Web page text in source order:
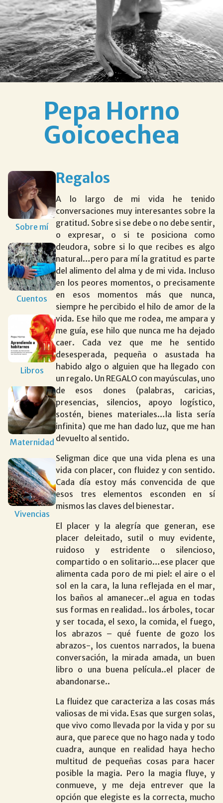
Pepa Horno
Goicoechea
Sobre mí
Cuentos
Libros
Maternidad
Vivencias
Regalos
A lo largo de mi vida he tenido
conversaciones muy interesantes sobre la
gratitud. Sobre si se debe o no debe sentir,
o expresar, o si te posiciona como
deudora, sobre si lo que recibes es algo
natural…pero para mí la gratitud es parte
del alimento del alma y de mi vida. Incluso
en los peores momentos, o precisamente
en esos momentos más que nunca,
siempre he percibido el hilo de amor de la
vida. Ese hilo que me rodea, me ampara y
me guía, ese hilo que nunca me ha dejado
caer. Cada vez que me he sentido
desesperada, pequeña o asustada ha
habido algo o alguien que ha llegado con
un regalo. Un REGALO con mayúsculas, uno
de esos dones (palabras, caricias,
presencias, silencios, apoyo logístico,
sostén, bienes materiales…la lista sería
infinita) que me han dado luz, que me han
devuelto al sentido.
Seligman dice que una vida plena es una
vida con placer, con fluidez y con sentido.
Cada día estoy más convencida de que
esos tres elementos esconden en sí
mismos las claves del bienestar.
El placer y la alegría que generan, ese
placer deleitado, sutil o muy evidente,
ruidoso y estridente o silencioso,
compartido o en solitario…ese placer que
alimenta cada poro de mi piel: el aire o el
sol en la cara, la luna reflejada en el mar,
los baños al amanecer..el agua en todas
sus formas en realidad.. los árboles, tocar
y ser tocada, el sexo, la comida, el fuego,
los abrazos – qué fuente de gozo los
abrazos-, los cuentos narrados, la buena
conversación, la mirada amada, un buen
libro o una buena película..el placer de
abandonarse..
La fluidez que caracteriza a las cosas más
valiosas de mi vida. Esas que surgen solas,
que vivo como llevada por la vida y por su
aura, que parece que no hago nada y todo
cuadra, aunque en realidad haya hecho
multitud de pequeñas cosas para hacer
posible la magia. Pero la magia fluye, y
conmueve, y me deja entrever que la
opción que elegiste es la correcta, mucho